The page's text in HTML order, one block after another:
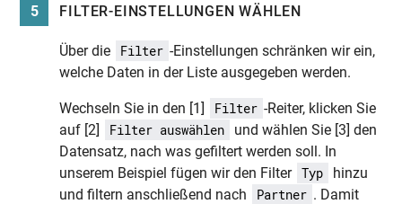
5 FILTER-EINSTELLUNGEN WÄHLEN
Über die Filter -Einstellungen schränken wir ein,
welche Daten in der Liste ausgegeben werden.
Wechseln Sie in den [1] Filter -Reiter, klicken Sie
auf [2]
Filter auswählen
und wählen Sie [3] den
Datensatz, nach was gefiltert werden soll. In
unserem Beispiel fügen wir den Filter Typ
hinzu
und filtern anschließend nach
Partner . Damit